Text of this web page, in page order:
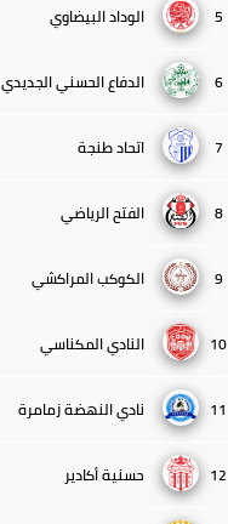
5 الوداد البيضاوي
6 الدفاع الحسني الجديدي
7 اتحاد طنجة
8 الفتح الرياضي
9 الكوكب المراكشي
10 النادي المكناسي
11 نادي النهضة زمامرة
12 حسنية أكادير